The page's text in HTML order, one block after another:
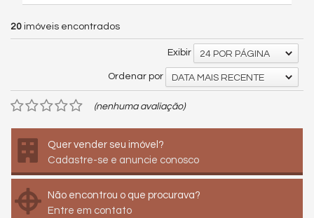
20 imóveis encontrados
Exibir 24 POR PÁGINA
Ordenar por DATA MAIS RECENTE
(nenhuma avaliação)
Quer vender seu imóvel?
Cadastre-se e anuncie conosco
Não encontrou o que procurava?
Entre em contato